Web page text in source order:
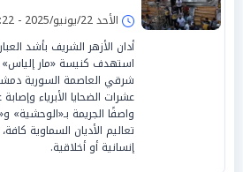
الأحد 22/يونيو/2025 - 11:22 م
أدان الأزهر الشريف بأشد
استهدف كنيسة «مار
شرقي العاصمة السورية
عشرات الضحايا الأبرياء
واصفًا الجريمة بـ«الوحشية»
تعاليم الأديان السماوية
إنسانية أو أخلاقية.